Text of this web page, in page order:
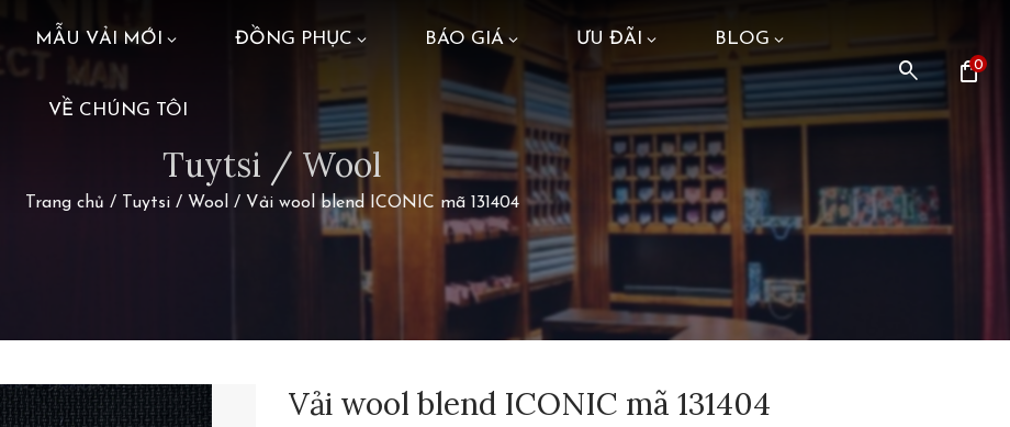
MẪU VẢI MỚI ĐỒNG PHỤC BÁO GIÁ ƯU ĐÃI BLOG
VỀ CHÚNG TÔI
search shopping_bag
0
Tuytsi / Wool
Trang chủ / Tuytsi / Wool / Vải wool blend ICONIC mã 131404
Vải wool blend ICONIC mã 131404